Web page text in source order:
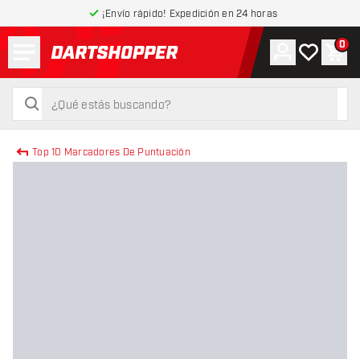
¡Envío rápido! Expedición en 24 horas
volver a la página de inicio
buscar
buscar
Cuenta
Mi lista de
0
Top 10 Marcadores De Puntuación